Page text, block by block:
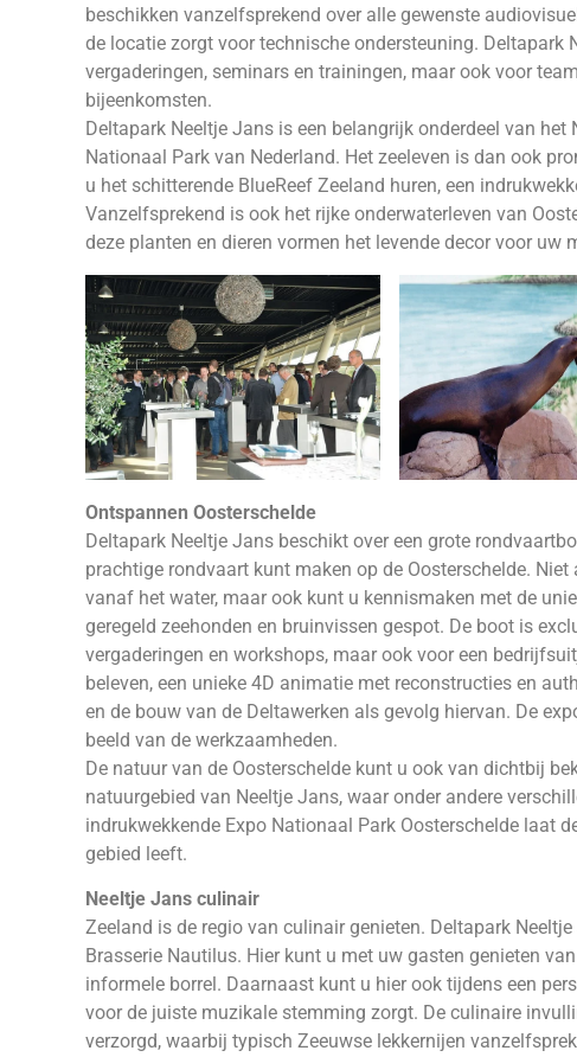
beschikken vanzelfsprekend over alle gewenste
de locatie zorgt voor technische ondersteuning.
vergaderingen, seminars en trainingen, maar ook voor
bijeenkomsten.
Deltapark Neeltje Jans is een belangrijk onderdeel van
Nationaal Park van Nederland. Het zeeleven is dan ook
u het schitterende BlueReef Zeeland huren, een
Vanzelfsprekend is ook het rijke onderwaterleven van
deze planten en dieren vormen het levende decor voor uw
Ontspannen Oosterschelde
Deltapark Neeltje Jans beschikt over een grote
prachtige rondvaart kunt maken op de Oosterschelde.
vanaf het water, maar ook kunt u kennismaken met de
geregeld zeehonden en bruinvissen gespot. De boot is
vergaderingen en workshops, maar ook voor een
beleven, een unieke 4D animatie met reconstructies en
en de bouw van de Deltawerken als gevolg hiervan. De
beeld van de werkzaamheden.
De natuur van de Oosterschelde kunt u ook van dichtbij
natuurgebied van Neeltje Jans, waar onder andere
indrukwekkende Expo Nationaal Park Oosterschelde laat
gebied leeft.
Neeltje Jans culinair
Zeeland is de regio van culinair genieten. Deltapark
Brasserie Nautilus. Hier kunt u met uw gasten genieten
informele borrel. Daarnaast kunt u hier ook tijdens een
voor de juiste muzikale stemming zorgt. De culinaire
verzorgd, waarbij typisch Zeeuwse lekkernijen